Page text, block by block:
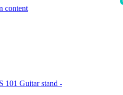
content